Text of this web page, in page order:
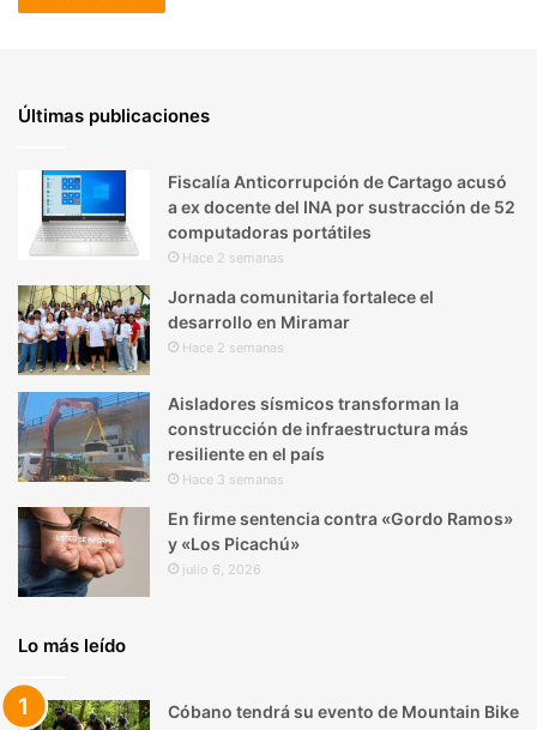
Últimas publicaciones
Fiscalía Anticorrupción de Cartago acusó
a ex docente del INA por sustracción de 52
computadoras portátiles
Hace 2 semanas
Jornada comunitaria fortalece el
desarrollo en Miramar
Hace 2 semanas
Aisladores sísmicos transforman la
construcción de infraestructura más
resiliente en el país
Hace 3 semanas
En firme sentencia contra «Gordo Ramos»
y «Los Picachú»
julio 6, 2026
Lo más leído
Cóbano tendrá su evento de Mountain Bike